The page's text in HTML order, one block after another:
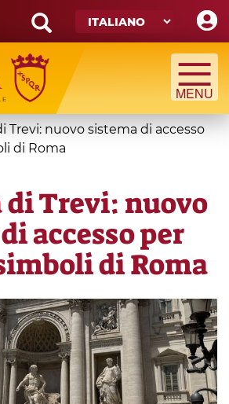
Trevi: nuovo sistema di accesso
di Roma
Trevi: nuovo
accesso per
di Roma